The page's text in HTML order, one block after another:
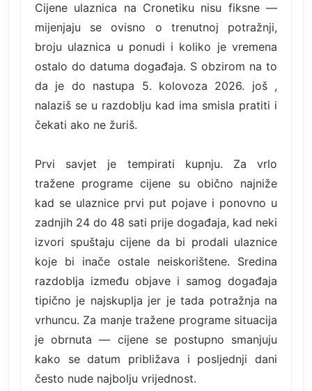
Cijene ulaznica na Cronetiku nisu fiksne —
mijenjaju se ovisno o trenutnoj potražnji,
broju ulaznica u ponudi i koliko je vremena
ostalo do datuma događaja. S obzirom na to
da je do nastupa 5. kolovoza 2026. još ,
nalaziš se u razdoblju kad ima smisla pratiti i
čekati ako ne žuriš.
Prvi savjet je tempirati kupnju. Za vrlo
tražene programe cijene su obično najniže
kad se ulaznice prvi put pojave i ponovno u
zadnjih 24 do 48 sati prije događaja, kad neki
izvori spuštaju cijene da bi prodali ulaznice
koje bi inače ostale neiskorištene. Sredina
razdoblja između objave i samog događaja
tipično je najskuplja jer je tada potražnja na
vrhuncu. Za manje tražene programe situacija
je obrnuta — cijene se postupno smanjuju
kako se datum približava i posljednji dani
često nude najbolju vrijednost.